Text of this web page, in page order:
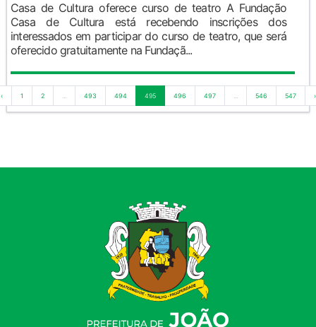
Casa de Cultura oferece curso de teatro A Fundação
Casa de Cultura está recebendo inscrições dos
interessados em participar do curso de teatro, que será
oferecido gratuitamente na Fundaçã...
‹ 1 2 493 494 495 496 497 546 547 ›